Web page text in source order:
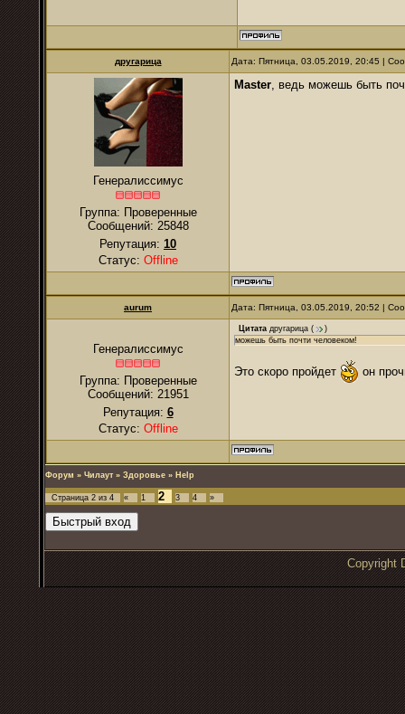
другарица Дата: Пятница, 03.05.2019, 20:45 |
Генералиссимус
Группа: Проверенные
Сообщений: 25848
Репутация: 10
Статус: Offline
Master, ведь можешь быть
аurum Дата: Пятница, 03.05.2019, 20:52 |
Генералиссимус
Группа: Проверенные
Сообщений: 21951
Репутация: 6
Статус: Offline
Цитата другарица (
)
можешь быть почти человеком!
Это скоро пройдет он
Форум » Чилаут » Здоровье » Help
Страница 2 из 4 « 1 2 3 4 »
Copyright